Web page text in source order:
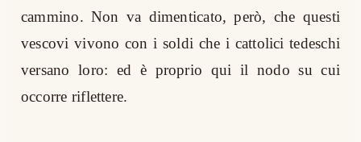
cammino. Non va dimenticato, però, che questi
vescovi vivono con i soldi che i cattolici tedeschi
versano loro: ed è proprio qui il nodo su cui
occorre riflettere.